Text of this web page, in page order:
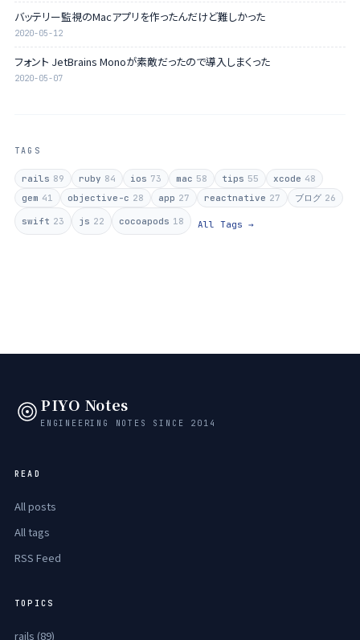
バッテリー監視のMacアプリを作ったんだけど難しかった
2020-05-12
フォント JetBrains Monoが素敵だったので導入しまくった
2020-05-07
TAGS
rails 89 ruby 84 ios 73 mac 58 tips 55 xcode 48
gem 41 objective-c 28 app 27 reactnative 27 ブログ 26
swift 23 js 22 cocoapods 18 All Tags →
PIYO Notes
ENGINEERING NOTES SINCE 2014
READ
All posts
All tags
RSS Feed
TOPICS
rails (89)